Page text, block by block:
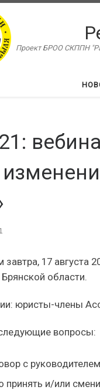
Проект БРОО СКППН
17 августа
области.
юристы-члены
вопросы:
с
принять и/или